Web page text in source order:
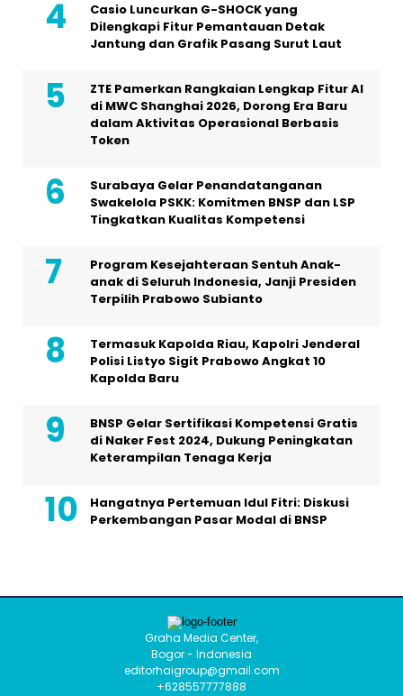
Casio Luncurkan G-SHOCK yang
Dilengkapi Fitur Pemantauan Detak
Jantung dan Grafik Pasang Surut Laut
ZTE Pamerkan Rangkaian Lengkap Fitur AI
di MWC Shanghai 2026, Dorong Era Baru
dalam Aktivitas Operasional Berbasis
Token
Surabaya Gelar Penandatanganan
Swakelola PSKK: Komitmen BNSP dan LSP
Tingkatkan Kualitas Kompetensi
Program Kesejahteraan Sentuh Anak-
anak di Seluruh Indonesia, Janji Presiden
Terpilih Prabowo Subianto
Termasuk Kapolda Riau, Kapolri Jenderal
Polisi Listyo Sigit Prabowo Angkat 10
Kapolda Baru
BNSP Gelar Sertifikasi Kompetensi Gratis
di Naker Fest 2024, Dukung Peningkatan
Keterampilan Tenaga Kerja
Hangatnya Pertemuan Idul Fitri: Diskusi
Perkembangan Pasar Modal di BNSP
Graha Media Center,
Bogor - Indonesia
editorhaigroup@gmail.com
+628557777888